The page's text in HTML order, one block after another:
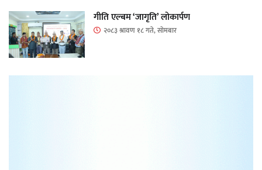
गीति एल्बम ‘जागृति’ लोकार्पण
२०८३ श्रावण १८ गते, सोमबार